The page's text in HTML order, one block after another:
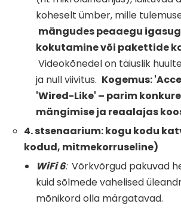
koheselt ümber, mille
mängudes peaaegu
kokutamine või pakettide
Videokõnedel on täiuslik
ja null viivitus. Kogemus:
'Wired-Like' – parim
mängimise ja reaalajas
4. stsenaarium: kogu kodu
kodud, mitmekorruseline)
WiFi6: Võrkvõrgud pakuvad
kuid sõlmede vahelised
mõnikord olla märgatavad.